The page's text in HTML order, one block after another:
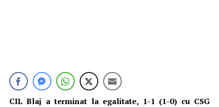
CIL Blaj a terminat la egalitate, 1-1 (1-0) cu CSG